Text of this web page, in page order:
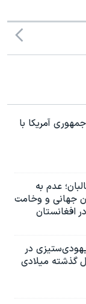
آمریکا با
عدم به
جهانی و وخامت
افغانستان
یهودی‌ستیزی در
گذشته میلادی